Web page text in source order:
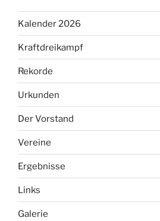
Kalender 2026
Kraftdreikampf
Rekorde
Urkunden
Der Vorstand
Vereine
Ergebnisse
Links
Galerie